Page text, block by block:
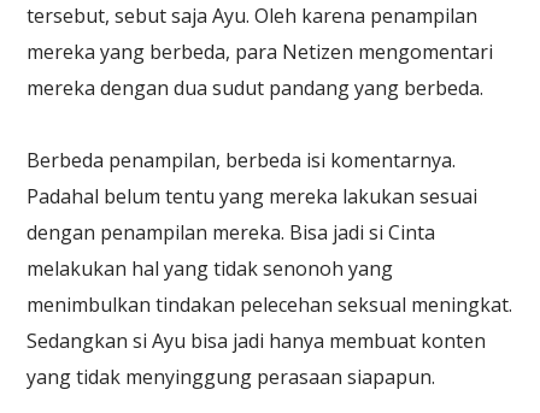
tersebut, sebut saja Ayu. Oleh karena penampilan
mereka yang berbeda, para Netizen mengomentari
mereka dengan dua sudut pandang yang berbeda.
Berbeda penampilan, berbeda isi komentarnya.
Padahal belum tentu yang mereka lakukan sesuai
dengan penampilan mereka. Bisa jadi si Cinta
melakukan hal yang tidak senonoh yang
menimbulkan tindakan pelecehan seksual meningkat.
Sedangkan si Ayu bisa jadi hanya membuat konten
yang tidak menyinggung perasaan siapapun.